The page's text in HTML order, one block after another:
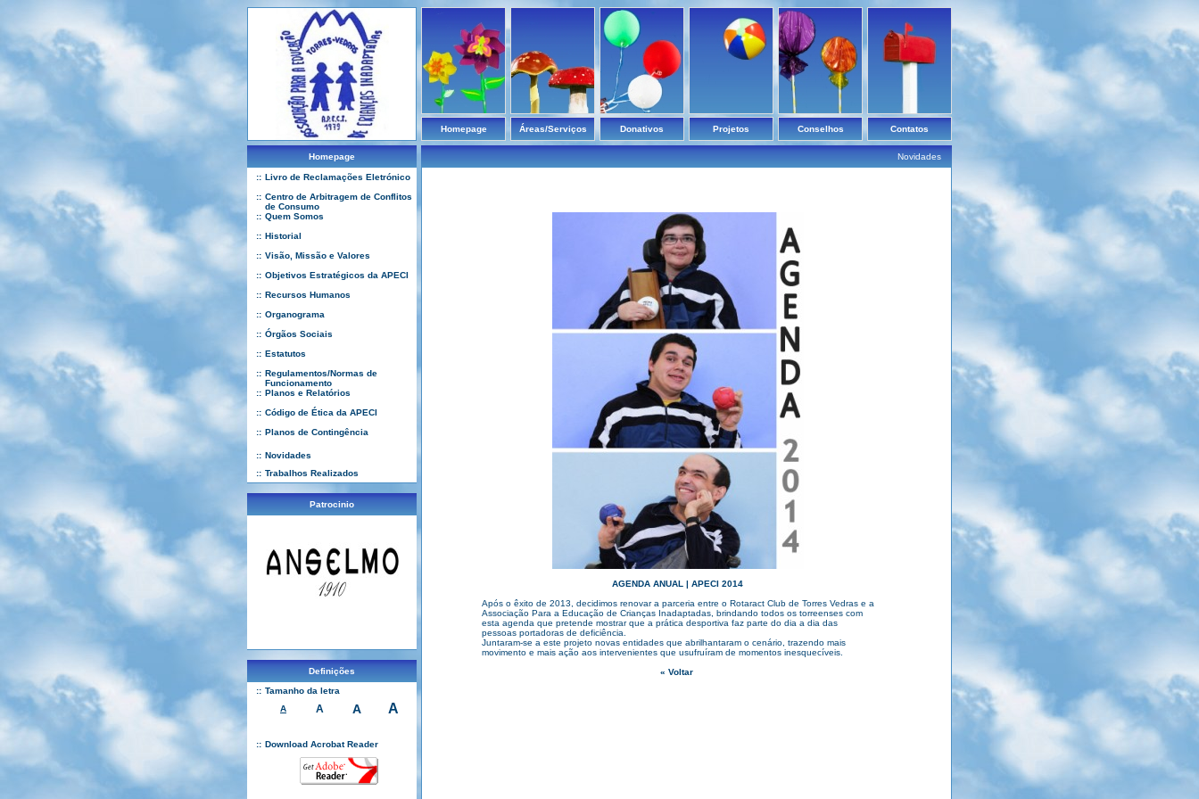
Homepage Áreas/Serviços Donativos Projetos Conselhos Contatos
Homepage
:: Livro de Reclamações Eletrónico
:: Centro de Arbitragem de Conflitos
de Consumo
:: Quem Somos
:: Historial
:: Visão, Missão e Valores
:: Objetivos Estratégicos da APECI
:: Recursos Humanos
:: Organograma
:: Órgãos Sociais
:: Estatutos
:: Regulamentos/Normas de
Funcionamento
:: Planos e Relatórios
:: Código de Ética da APECI
:: Planos de Contingência
:: Novidades
:: Trabalhos Realizados
Patrocinio
Definições
:: Tamanho da letra
A
A A A
:: Download Acrobat Reader
Novidades
AGENDA ANUAL | APECI 2014
Após o êxito de 2013, decidimos renovar a parceria entre o Rotaract Club de Torres Vedras e a
Associação Para a Educação de Crianças Inadaptadas, brindando todos os torreenses com
esta agenda que pretende mostrar que a prática desportiva faz parte do dia a dia das
pessoas portadoras de deficiência.
Juntaram-se a este projeto novas entidades que abrilhantaram o cenário, trazendo mais
movimento e mais ação aos intervenientes que usufruíram de momentos inesquecíveis.
« Voltar